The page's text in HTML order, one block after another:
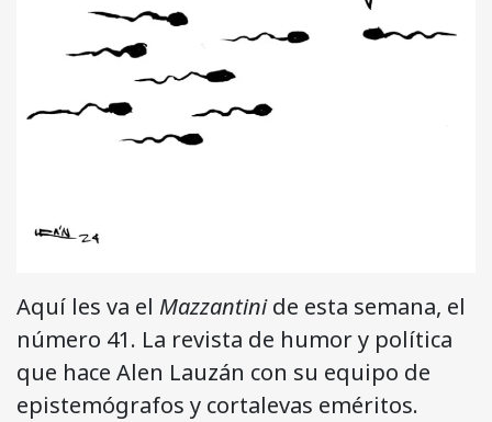
Aquí les va el Mazzantinide esta semana, el
número 41. La revista de humor y política
que hace Alen Lauzán con su equipo de
epistemógrafos y cortalevas eméritos.